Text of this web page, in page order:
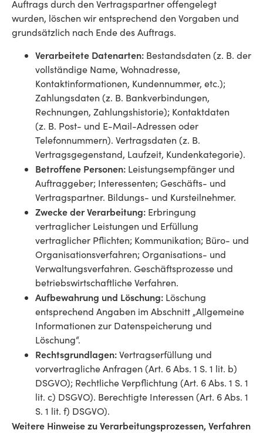
Auftrags durch den Vertragspartner offengelegt
wurden, löschen wir entsprechend den Vorgaben und
grundsätzlich nach Ende des Auftrags.
Verarbeitete Datenarten: Bestandsdaten (z. B. der
vollständige Name, Wohnadresse,
Kontaktinformationen, Kundennummer, etc.);
Zahlungsdaten (z. B. Bankverbindungen,
Rechnungen, Zahlungshistorie); Kontaktdaten
(z. B. Post- und E-Mail-Adressen oder
Telefonnummern). Vertragsdaten (z. B.
Vertragsgegenstand, Laufzeit, Kundenkategorie).
Betroffene Personen: Leistungsempfänger und
Auftraggeber; Interessenten; Geschäfts- und
Vertragspartner. Bildungs- und Kursteilnehmer.
Zwecke der Verarbeitung: Erbringung
vertraglicher Leistungen und Erfüllung
vertraglicher Pflichten; Kommunikation; Büro- und
Organisationsverfahren; Organisations- und
Verwaltungsverfahren. Geschäftsprozesse und
betriebswirtschaftliche Verfahren.
Aufbewahrung und Löschung: Löschung
entsprechend Angaben im Abschnitt „Allgemeine
Informationen zur Datenspeicherung und
Löschung“.
Rechtsgrundlagen:Vertragserfüllung und
vorvertragliche Anfragen (Art. 6 Abs. 1 S. 1 lit. b)
DSGVO); Rechtliche Verpflichtung (Art. 6 Abs. 1 S. 1
lit. c) DSGVO). Berechtigte Interessen (Art. 6 Abs. 1
S. 1 lit. f) DSGVO).
Weitere Hinweise zu Verarbeitungsprozessen, Verfahren